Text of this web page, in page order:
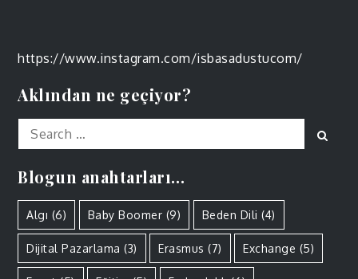
https://www.instagram.com/isbasadustucom/
Aklından ne geçiyor?
Search
for:
Blogun anahtarları…
Algı (6) Baby Boomer (9) Beden Dili (4)
Dijital Pazarlama (3) Erasmus (7) Exchange (5)